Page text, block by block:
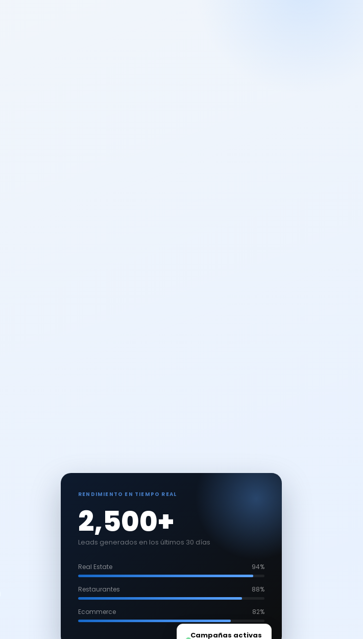
RENDIMIENTO EN TIEMPO REAL
2,500+
Leads generados en los últimos 30 días
Real Estate 94%
Restaurantes 88%
Ecommerce 82%
Campañas activas